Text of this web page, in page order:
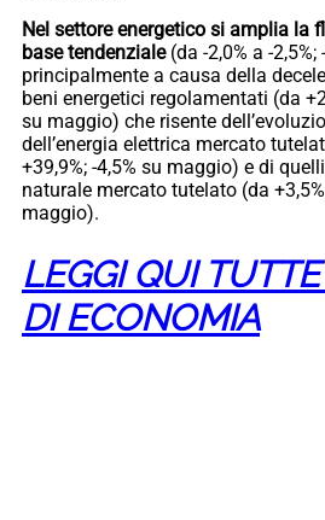
Nel settore energetico si amplia la
base tendenziale (da -2,0% a -
principalmente a causa della
beni energetici regolamentati (da
su maggio) che risente
dell’energia elettrica mercato
+39,9%; -4,5% su maggio) e di
naturale mercato tutelato (da
maggio).
LEGGI QUI
DI ECONOMIA